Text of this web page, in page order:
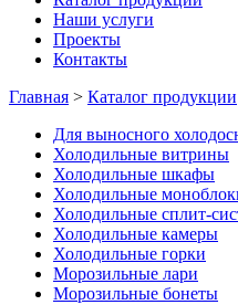
Наши услуги
Проекты
Контакты
Главная > Каталог продукции
Для выносного
Холодильные витрины
Холодильные шкафы
Холодильные
Холодильные сплит-
Холодильные камеры
Холодильные горки
Морозильные лари
Морозильные бонеты